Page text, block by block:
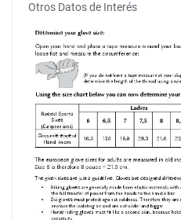
Otros Datos de Interés